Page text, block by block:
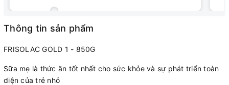
Thông tin sản phẩm
FRISOLAC GOLD 1 - 850G
Sữa mẹ là thức ăn tốt nhất cho sức khỏe và sự phát triển toàn
diện của trẻ nhỏ